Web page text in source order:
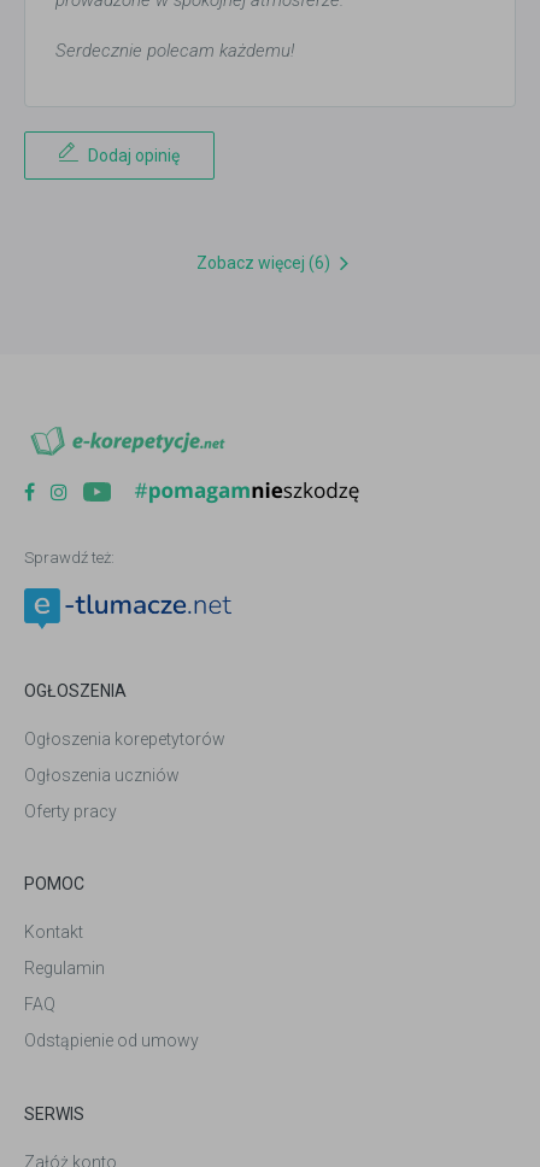
Serdecznie polecam każdemu!
Dodaj opinię
Zobacz więcej (6)
Sprawdź też:
OGŁOSZENIA
Ogłoszenia korepetytorów
Ogłoszenia uczniów
Oferty pracy
POMOC
Kontakt
Regulamin
FAQ
Odstąpienie od umowy
SERWIS
Załóż konto